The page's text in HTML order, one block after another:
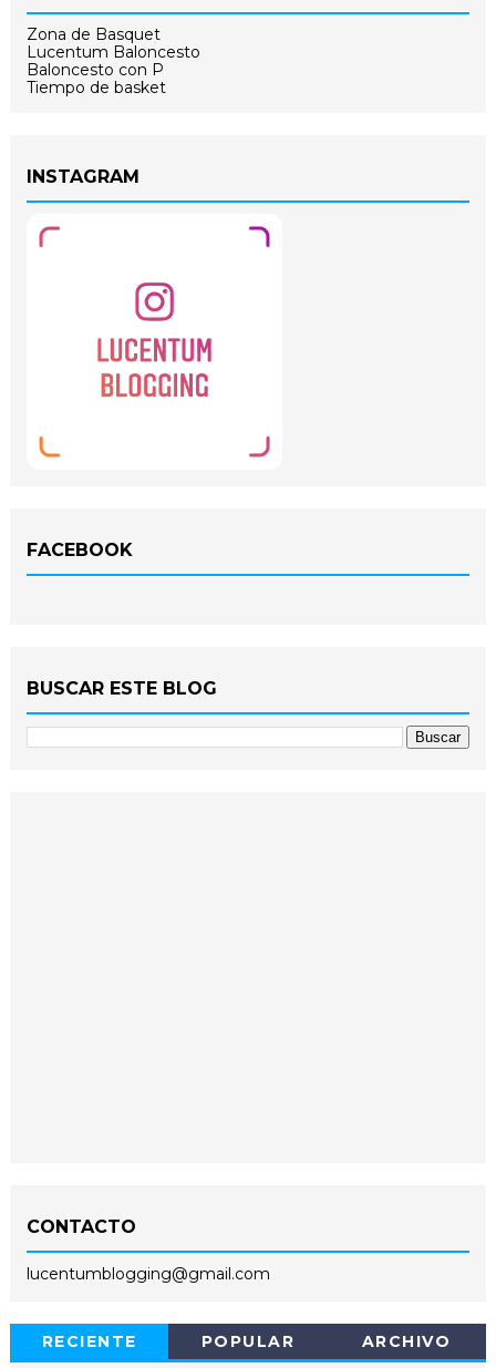
Zona de Basquet
Lucentum Baloncesto
Baloncesto con P
Tiempo de basket
INSTAGRAM
FACEBOOK
BUSCAR ESTE BLOG
CONTACTO
lucentumblogging@gmail.com
RECIENTE POPULAR ARCHIVO